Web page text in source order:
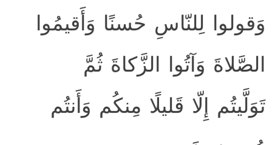
وَقولوا لِلنّاسِ حُسنًا وَأَقيمُوا
الصَّلاةَ وَآتُوا الزَّكاةَ ثُمَّ
تَوَلَّيتُم إِلّا قَليلًا مِنكُم وَأَنتُم